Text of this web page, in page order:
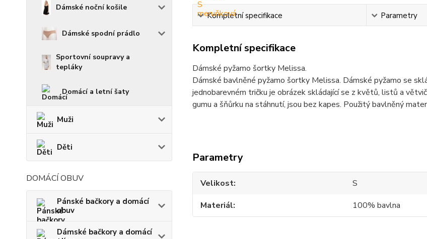
Dámské noční košile
Dámské spodní prádlo
Sportovní soupravy a
tepláky
Domácí a letní šaty
Muži
Děti
DOMÁCÍ OBUV
Pánské bačkory a domácí
obuv
Dámské bačkory a domácí
Kompletní specifikace Parametry
Kompletní specifikace
Dámské pyžamo šortky Melissa.
Dámské bavlněné pyžamo šortky Melissa. Dámské pyžamo se
jednobarevném tričku je obrázek skládající se z květů, listů a
gumu a šňůrku na stáhnutí, jsou bez kapes. Použitý bavlněný
Parametry
Velikost
S
Materiál
100% bavlna